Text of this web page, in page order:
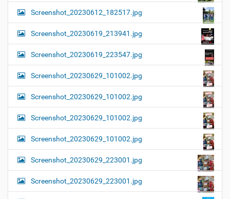
Screenshot_20230612_182517.jpg
Screenshot_20230619_213941.jpg
Screenshot_20230619_223547.jpg
Screenshot_20230629_101002.jpg
Screenshot_20230629_101002.jpg
Screenshot_20230629_101002.jpg
Screenshot_20230629_101002.jpg
Screenshot_20230629_223001.jpg
Screenshot_20230629_223001.jpg